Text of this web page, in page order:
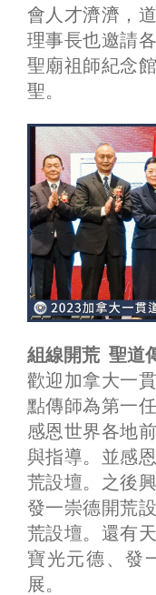
會人才濟濟，
理事長也邀請
聖廟祖師紀念
聖。
組線開荒 聖道
歡迎加拿大一
點傳師為第一
感恩世界各地
與指導。並感
荒設壇。之後
發一崇德開荒
荒設壇。還有
寶光元德、發
展。